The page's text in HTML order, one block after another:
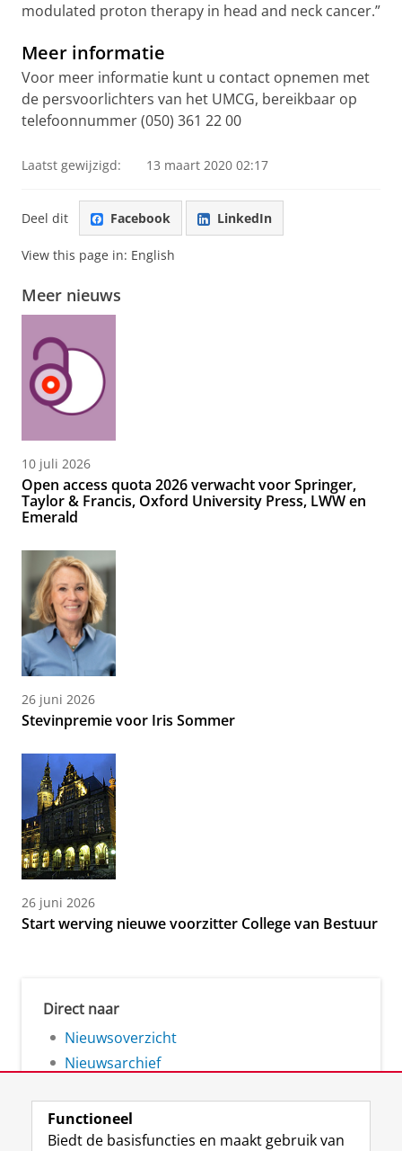
modulated proton therapy in head and neck cancer.”
Meer informatie
Voor meer informatie kunt u contact opnemen met
de persvoorlichters van het UMCG, bereikbaar op
telefoonnummer (050) 361 22 00
Laatst gewijzigd: 13 maart 2020 02:17
Deel dit Facebook LinkedIn
View this page in: English
Meer nieuws
10 juli 2026
Open access quota 2026 verwacht voor Springer,
Taylor & Francis, Oxford University Press, LWW en
Emerald
26 juni 2026
Stevinpremie voor Iris Sommer
26 juni 2026
Start werving nieuwe voorzitter College van Bestuur
Direct naar
Nieuwsoverzicht
Nieuwsarchief
Functioneel
Biedt de basisfuncties en maakt gebruik van